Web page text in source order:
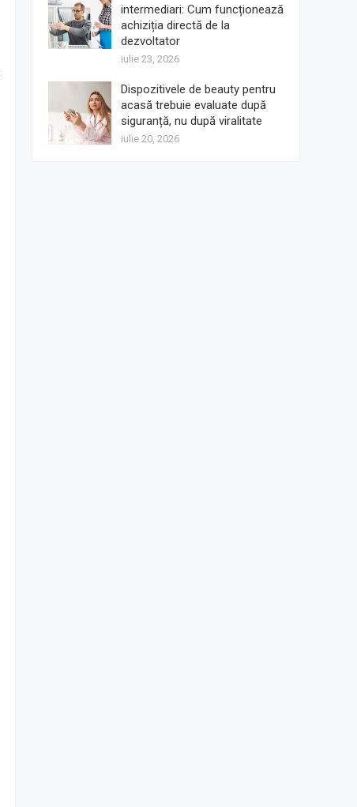
intermediari: Cum funcționează
achiziția directă de la
dezvoltator
iulie 23, 2026
Dispozitivele de beauty pentru
acasă trebuie evaluate după
siguranță, nu după viralitate
iulie 20, 2026